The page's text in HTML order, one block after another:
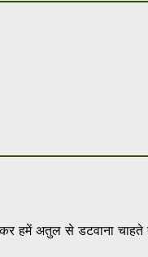
हमें अतुल से डटवाना चाहते